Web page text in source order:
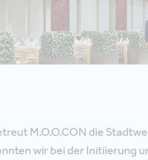
M.O.O.CON die
wir bei der Initiierung